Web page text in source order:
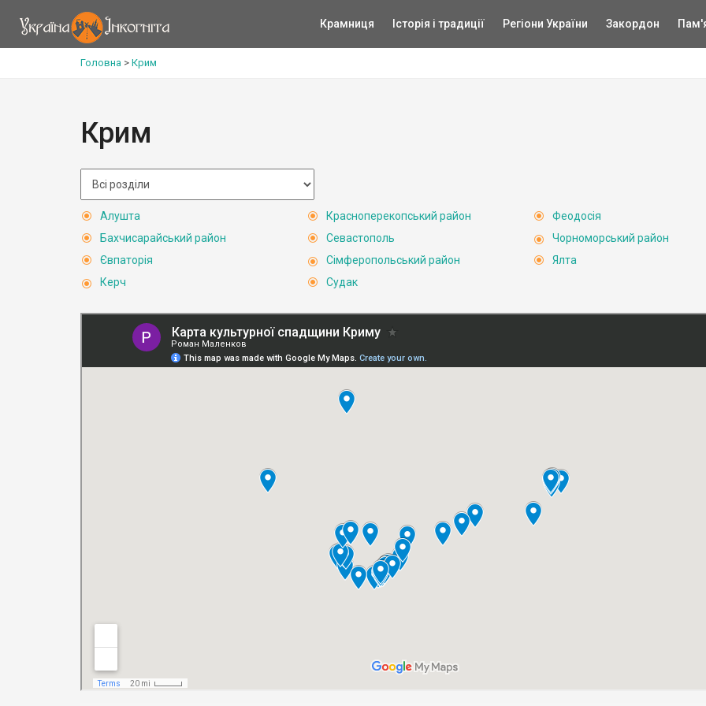
Крамниця Історія і традиції Регіони України Закордон
Головна > Крим
Крим
Алушта
Бахчисарайський район
Євпаторія
Керч
Красноперекопський район
Севастополь
Сімферопольський район
Судак
Феодосія
Чорноморський район
Ялта